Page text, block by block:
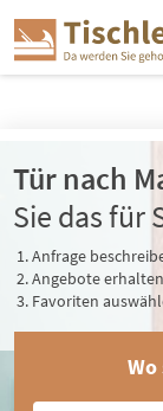
Tür nach
Sie das für
Anfrage
Angebote erhalten
Favoriten
Wo